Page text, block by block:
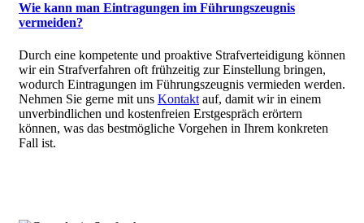
Wie kann man Eintragungen im Führungszeugnis
vermeiden?
Durch eine kompetente und proaktive Strafverteidigung können
wir ein Strafverfahren oft frühzeitig zur Einstellung bringen,
wodurch Eintragungen im Führungszeugnis vermieden werden.
Nehmen Sie gerne mit uns Kontakt auf, damit wir in einem
unverbindlichen und kostenfreien Erstgespräch erörtern
können, was das bestmögliche Vorgehen in Ihrem konkreten
Fall ist.